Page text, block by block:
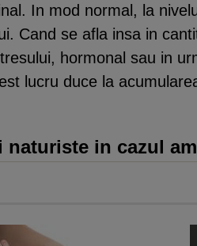
In mod normal, la
Cand se afla insa in
hormonal sau in
lucru duce la
naturiste in cazul